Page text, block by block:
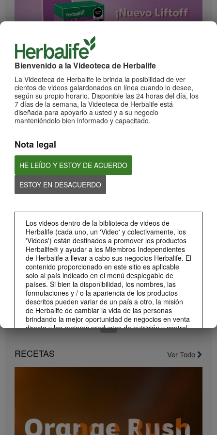
Bienvenido a la Videoteca de Herbalife
La Videoteca de Herbalife le brinda la posibilidad de ver
cientos de videos galardonados en línea cuando lo desee,
según su propio horario. Disponible las 24 horas del día, los
7 días de la semana, la Videoteca de Herbalife está
diseñada para apoyarlo a usted y a su negocio
manteniéndolo bien informado y capacitado.
Nota legal
HE LEÍDO Y ESTOY DE ACUERDO
ESTOY EN DESACUERDO
Los videos dentro de la biblioteca de videos de
Herbalife (cada uno, un 'Video' y colectivamente, los
'Videos') están destinados a promover los productos
Herbalife® y ayudar a los Miembros Independientes
de Herbalife a llevar a cabo sus negocios Herbalife. El
contenido proporcionado en este sitio es aplicable
solo al país indicado en el menú desplegable de
países. Si bien la disponibilidad, los nombres, las
formulaciones y / o la apariencia de los productos
descritos pueden variar de un país a otro, la misión
de Herbalife de cambiar la vida de las personas
brindando la mejor oportunidad de negocios en venta
directa y los mejores productos de nutrición y control
Los Videos pueden incluir volúmenes de ventas o
experiencias de ganancias de varios Miembros
Independientes de Herbalife que se encuentran en
financiero promedio más recientes aplicables a la
Región en la que realiza su negocio, consulte
¡Impulsa cada momento! Nuevo Liftoff sabor Moras
Conoce el nuevo sabor mora de esta bebida efervescente que le dará impulso a
cada momento
Conoce los nuevos sabores de Liftoff: naranja y frutas tropicales.
Compártelo con todos tus clientes y conocidos.
RECETAS Ver Todo